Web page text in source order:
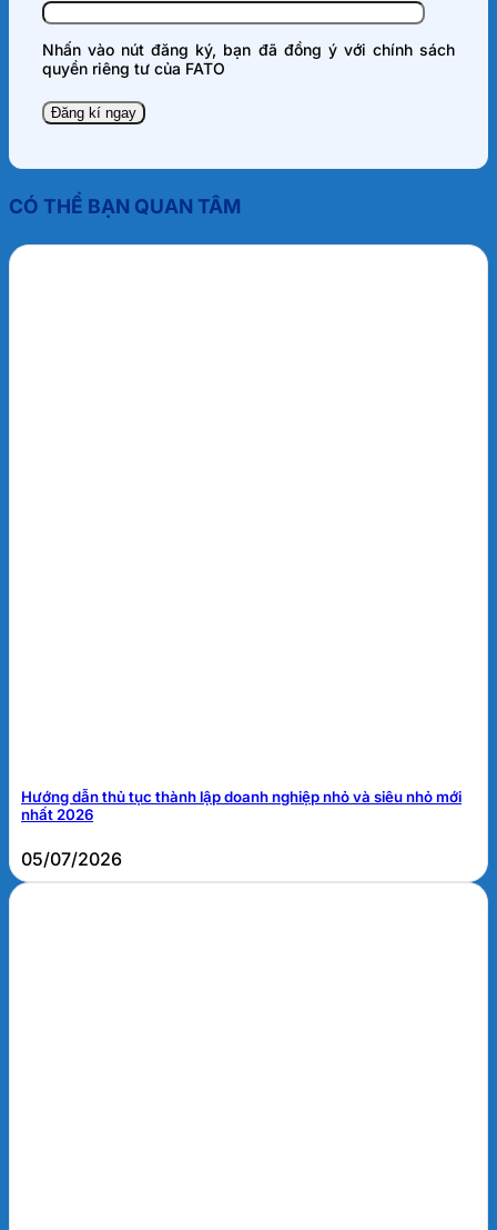
Nhấn vào nút đăng ký, bạn đã đồng ý với chính sách
quyền riêng tư của FATO
CÓ THỂ BẠN QUAN TÂM
Hướng dẫn thủ tục thành lập doanh nghiệp nhỏ và siêu nhỏ mới
nhất 2026
05/07/2026